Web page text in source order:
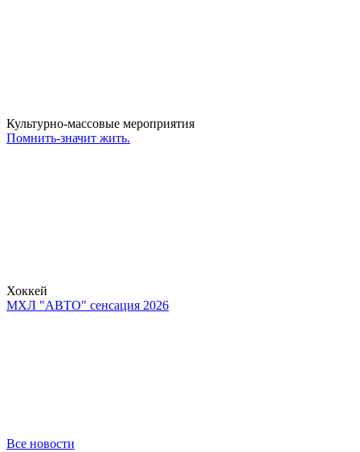
Культурно-массовые мероприятия
Помнить-значит жить.
Хоккей
МХЛ "АВТО" сенсация 2026
Все новости